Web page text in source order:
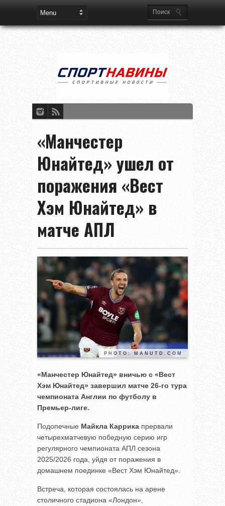
«Манчестер
Юнайтед» ушел от
поражения «Вест
Хэм Юнайтед» в
матче АПЛ
PHOTO: MANUTD.COM
«Манчестер Юнайтед» вничью с «Вест
Хэм Юнайтед» завершил матче 26-го тура
чемпионата Англии по футболу в
Премьер-лиге.
Подопечные Майкла Каррика прервали
четырехматчевую победную серию игр
регулярного чемпионата АПЛ сезона
2025/2026 года, уйдя от поражения в
домашнем поединке «Вест Хэм Юнайтед».
Встреча, которая состоялась на арене
столичного стадиона «Лондон»,